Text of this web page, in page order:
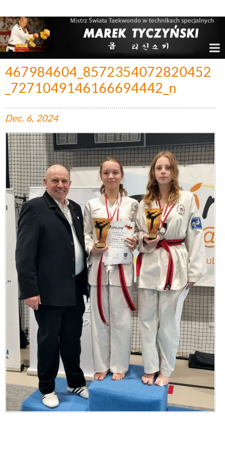
467984604_8572354072820452
_7271049146166694442_n
Dec. 6, 2024